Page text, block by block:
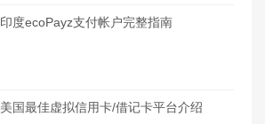
印度ecoPayz支付帐户完整指南
美国最佳虚拟信用卡/借记卡平台介绍